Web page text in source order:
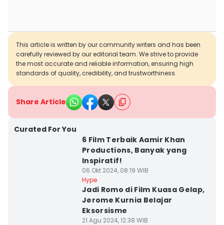
This article is written by our community writers and has been
carefully reviewed by our editorial team. We strive to provide
the most accurate and reliable information, ensuring high
standards of quality, credibility, and trustworthiness.
Share Article
Curated For You
6 Film Terbaik Aamir Khan
Productions, Banyak yang
Inspiratif!
06 Okt 2024, 08:19 WIB
Hype
Jadi Romo di Film Kuasa Gelap,
Jerome Kurnia Belajar
Eksorsisme
21 Agu 2024, 12:38 WIB